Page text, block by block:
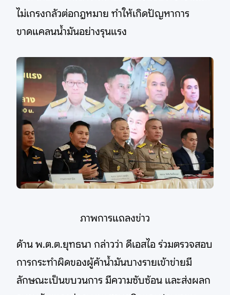
ไม่เกรงกลัวต่อกฎหมาย ทำให้เกิดปัญหาการ
ขาดแคลนน้ำมันอย่างรุนแรง
ภาพการแถลงข่าว
ด้าน พ.ต.ต.ยุทธนา กล่าวว่า ดีเอสไอ ร่วมตรวจสอบ
การกระทำผิดของผู้ค้าน้ำมันบางรายเข้าข่ายมี
ลักษณะเป็นขบวนการ มีความซับซ้อน และส่งผลก